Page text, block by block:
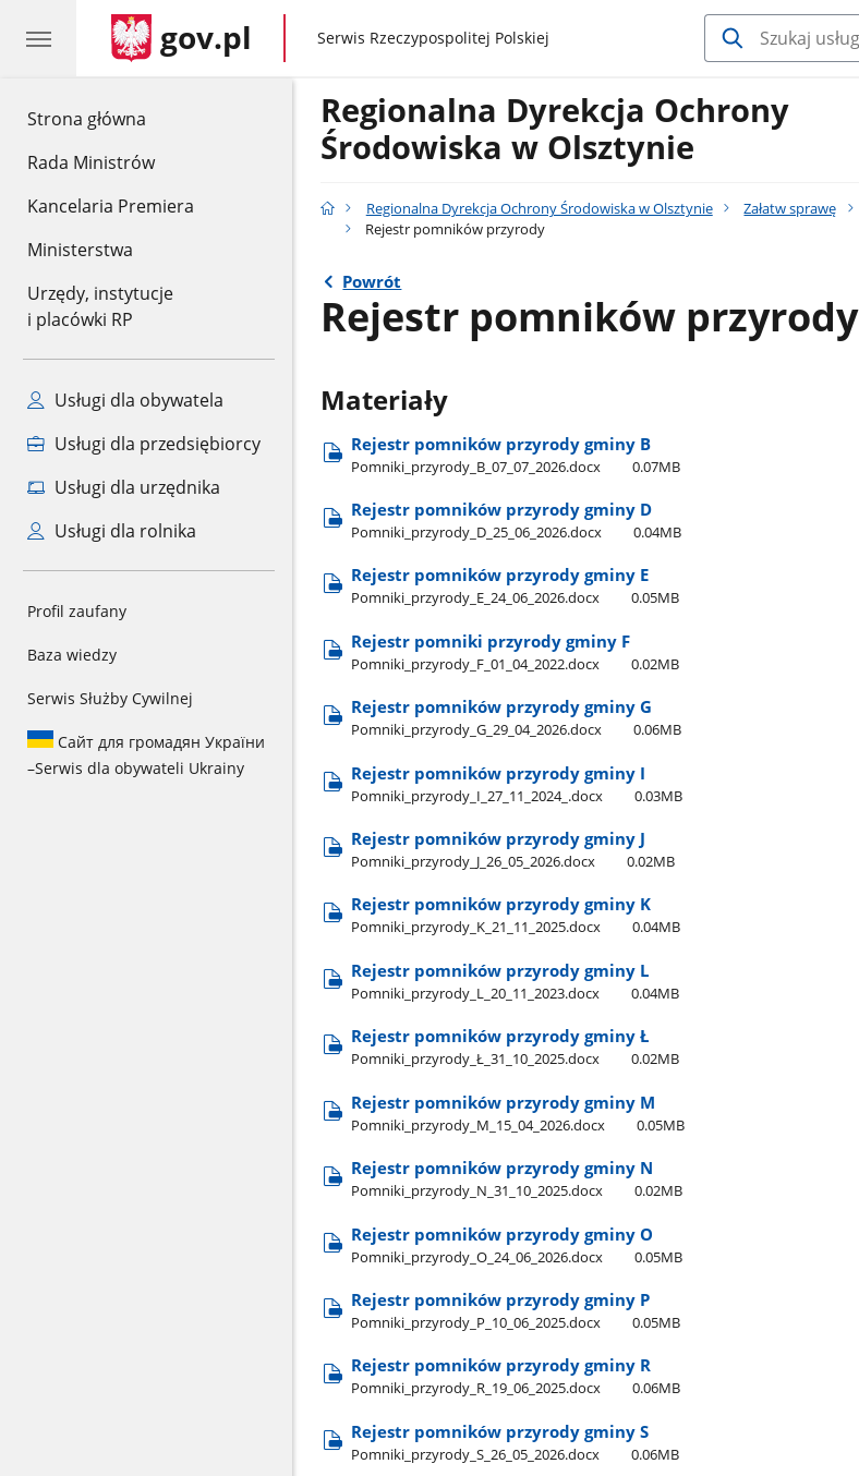
Strona główna
Rada Ministrów
Kancelaria Premiera
Ministerstwa
Urzędy, instytucje
i placówki RP
Usługi dla obywatela
Usługi dla przedsiębiorcy
Usługi dla urzędnika
Usługi dla rolnika
Profil zaufany
Baza wiedzy
Serwis Służby Cywilnej
Сайт для громадян України
–Serwis dla obywateli Ukrainy
gov.pl gov.pl
Serwis Rzeczypospolitej Polskiej
Regionalna Dyrekcja Ochrony
Środowiska w Olsztynie
Regionalna Dyrekcja Ochrony Środowiska w Olsztynie Załatw sprawę
Rejestr pomników przyrody
Powrót
Rejestr pomników przyrody
Materiały
Rejestr pomników przyrody gminy B
Pomniki​_przyrody​_B​_07​_07​_2026.docx 0.07MB
Rejestr pomników przyrody gminy D
Pomniki​_przyrody​_D​_25​_06​_2026.docx 0.04MB
Rejestr pomników przyrody gminy E
Pomniki​_przyrody​_E​_24​_06​_2026.docx 0.05MB
Rejestr pomniki przyrody gminy F
Pomniki​_przyrody​_F​_01​_04​_2022.docx 0.02MB
Rejestr pomników przyrody gminy G
Pomniki​_przyrody​_G​_29​_04​_2026.docx 0.06MB
Rejestr pomników przyrody gminy I
Pomniki​_przyrody​_I​_27​_11​_2024​_.docx 0.03MB
Rejestr pomników przyrody gminy J
Pomniki​_przyrody​_J​_26​_05​_2026.docx 0.02MB
Rejestr pomników przyrody gminy K
Pomniki​_przyrody​_K​_21​_11​_2025.docx 0.04MB
Rejestr pomników przyrody gminy L
Pomniki​_przyrody​_L​_20​_11​_2023.docx 0.04MB
Rejestr pomników przyrody gminy Ł
Pomniki​_przyrody​_Ł​_31​_10​_2025.docx 0.02MB
Rejestr pomników przyrody gminy M
Pomniki​_przyrody​_M​_15​_04​_2026.docx 0.05MB
Rejestr pomników przyrody gminy N
Pomniki​_przyrody​_N​_31​_10​_2025.docx 0.02MB
Rejestr pomników przyrody gminy O
Pomniki​_przyrody​_O​_24​_06​_2026.docx 0.05MB
Rejestr pomników przyrody gminy P
Pomniki​_przyrody​_P​_10​_06​_2025.docx 0.05MB
Rejestr pomników przyrody gminy R
Pomniki​_przyrody​_R​_19​_06​_2025.docx 0.06MB
Rejestr pomników przyrody gminy S
Pomniki​_przyrody​_S​_26​_05​_2026.docx 0.06MB